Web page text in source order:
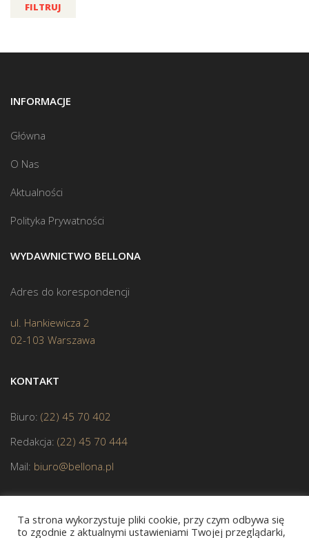
FILTRUJ
INFORMACJE
Główna
O Nas
Aktualności
Polityka Prywatności
WYDAWNICTWO BELLONA
Adres do korespondencji
ul. Hankiewicza 2
02-103 Warszawa
KONTAKT
Biuro: (22) 45 70 402
Redakcja: (22) 45 70 444
Mail: biuro@bellona.pl
Ta strona wykorzystuje pliki cookie, przy czym odbywa się
to zgodnie z aktualnymi ustawieniami Twojej przeglądarki,